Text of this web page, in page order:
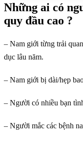
Những ai có
quy đầu cao ?
– Nam giới từng trải
dục lâu năm.
– Nam giới bị dài/hẹp
– Người có nhiều bạn
– Người mắc các bệnh